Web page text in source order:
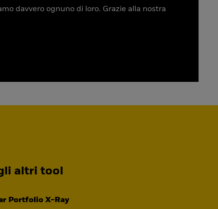
davvero ognuno di loro. Grazie alla nostra
altri tool
Portfolio X-Ray